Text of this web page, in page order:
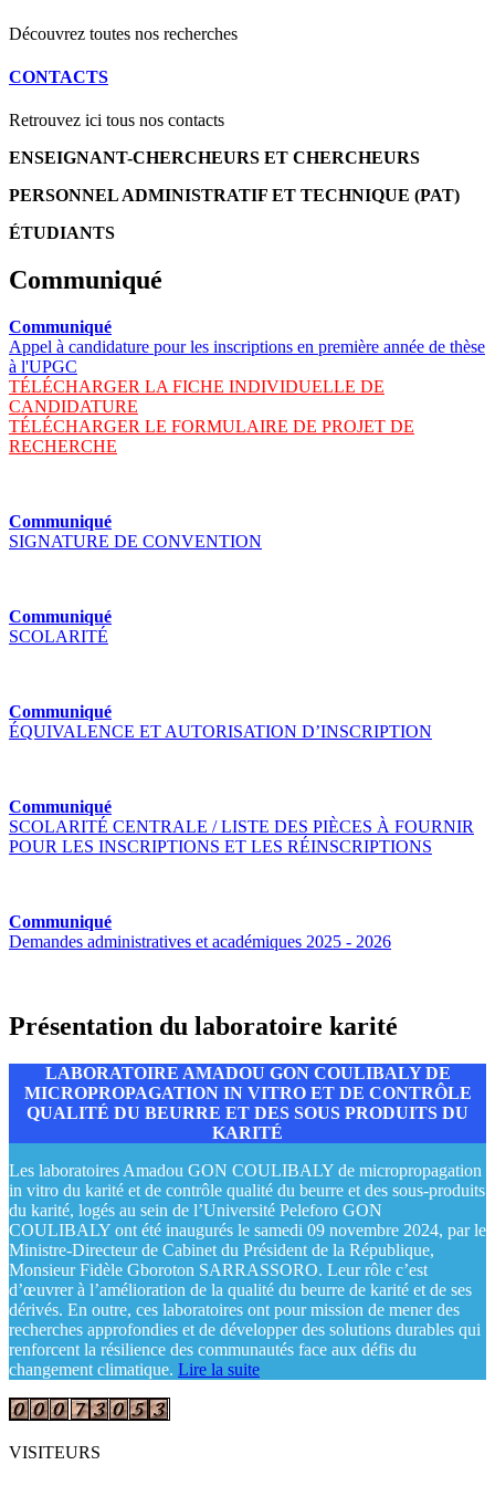
Découvrez toutes nos recherches
CONTACTS
Retrouvez ici tous nos contacts
ENSEIGNANT-CHERCHEURS ET CHERCHEURS
PERSONNEL ADMINISTRATIF ET TECHNIQUE (PAT)
ÉTUDIANTS
Communiqué
Communiqué
Appel à candidature pour les inscriptions en première année de thèse
à l'UPGC
TÉLÉCHARGER LA FICHE INDIVIDUELLE DE
CANDIDATURE
TÉLÉCHARGER LE FORMULAIRE DE PROJET DE
RECHERCHE
Communiqué
SIGNATURE DE CONVENTION
Communiqué
SCOLARITÉ
Communiqué
ÉQUIVALENCE ET AUTORISATION D’INSCRIPTION
Communiqué
SCOLARITÉ CENTRALE / LISTE DES PIÈCES À FOURNIR
POUR LES INSCRIPTIONS ET LES RÉINSCRIPTIONS
Communiqué
Demandes administratives et académiques 2025 - 2026
Présentation du laboratoire karité
LABORATOIRE AMADOU GON COULIBALY DE
MICROPROPAGATION IN VITRO ET DE CONTRÔLE
QUALITÉ DU BEURRE ET DES SOUS PRODUITS DU
KARITÉ
Les laboratoires Amadou GON COULIBALY de micropropagation
in vitro du karité et de contrôle qualité du beurre et des sous-produits
du karité, logés au sein de l’Université Peleforo GON
COULIBALY ont été inaugurés le samedi 09 novembre 2024, par le
Ministre-Directeur de Cabinet du Président de la République,
Monsieur Fidèle Gboroton SARRASSORO. Leur rôle c’est
d’œuvrer à l’amélioration de la qualité du beurre de karité et de ses
dérivés. En outre, ces laboratoires ont pour mission de mener des
recherches approfondies et de développer des solutions durables qui
renforcent la résilience des communautés face aux défis du
changement climatique. Lire la suite
VISITEURS